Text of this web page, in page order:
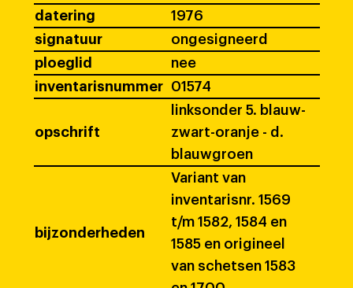
datering
1976
signatuur
ongesigneerd
ploeglid
nee
inventarisnummer
01574
opschrift
linksonder 5. blauw-
zwart-oranje - d.
blauwgroen
bijzonderheden
Variant van
inventarisnr. 1569
t/m 1582, 1584 en
1585 en origineel
van schetsen 1583